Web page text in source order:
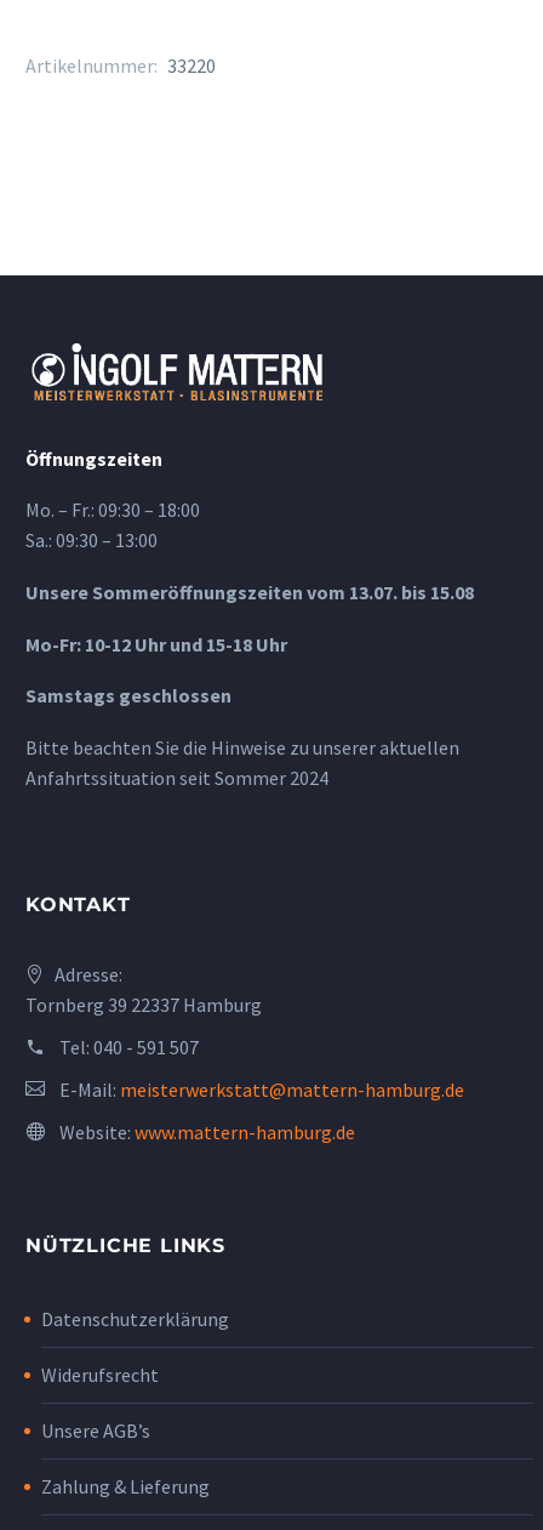
Artikelnummer: 33220
Öffnungszeiten
Mo. – Fr.: 09:30 – 18:00
Sa.: 09:30 – 13:00
Unsere Sommeröffnungszeiten vom 13.07. bis 15.08
Mo-Fr: 10-12 Uhr und 15-18 Uhr
Samstags geschlossen
Bitte beachten Sie die Hinweise zu unserer aktuellen
Anfahrtssituation seit Sommer 2024
KONTAKT
Adresse:
Tornberg 39 22337 Hamburg
Tel: 040 - 591 507
E-Mail: meisterwerkstatt@mattern-hamburg.de
Website: www.mattern-hamburg.de
NÜTZLICHE LINKS
Datenschutzerklärung
Widerufsrecht
Unsere AGB’s
Zahlung & Lieferung